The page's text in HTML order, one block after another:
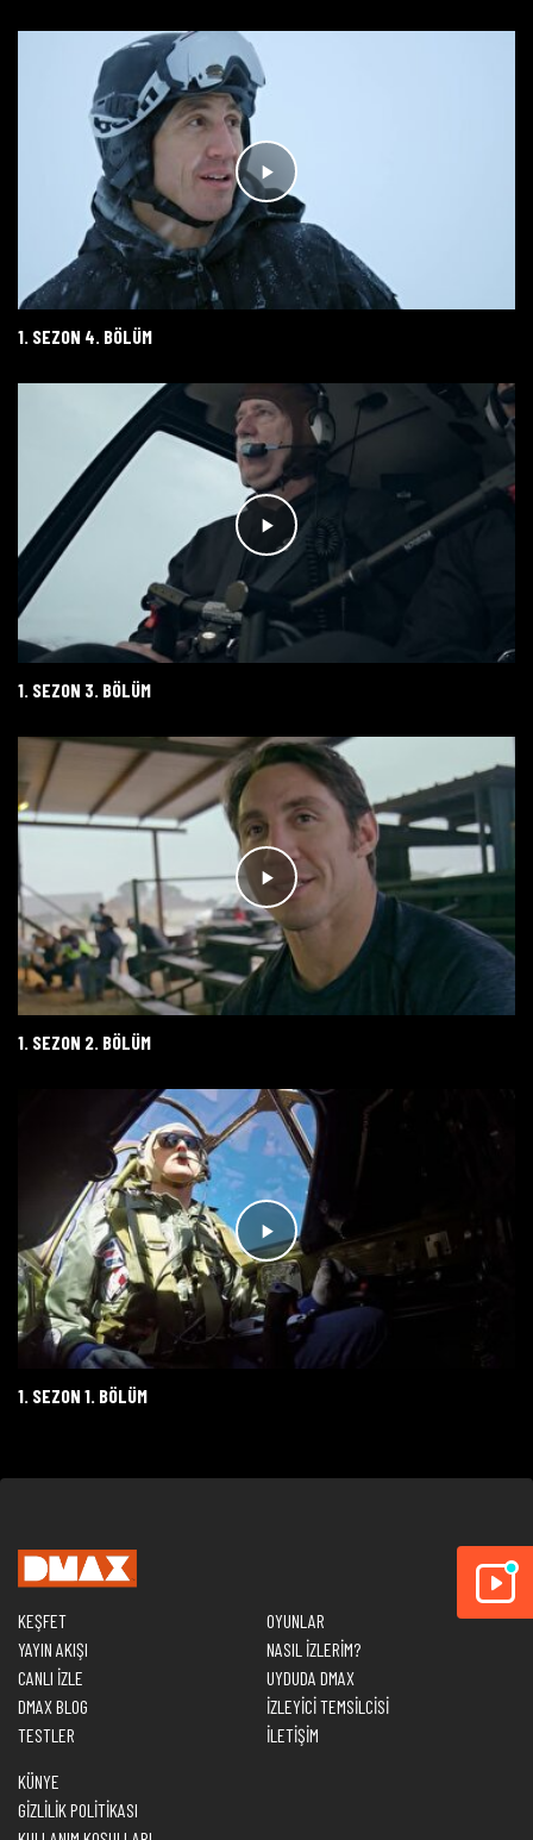
1. SEZON 4. BÖLÜM
1. SEZON 3. BÖLÜM
1. SEZON 2. BÖLÜM
1. SEZON 1. BÖLÜM
KEŞFET
YAYIN AKIŞI
CANLI İZLE
DMAX BLOG
TESTLER
OYUNLAR
NASIL İZLERİM?
UYDUDA DMAX
İZLEYİCİ TEMSİLCİSİ
İLETİŞİM
KÜNYE
GİZLİLİK POLİTİKASI